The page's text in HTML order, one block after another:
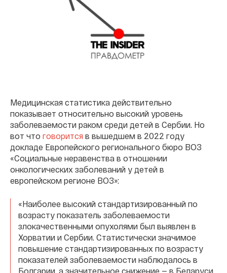
Медицинская статистика действительно
показывает относительно высокий уровень
заболеваемости раком среди детей в Сербии. Но
вот что говорится в вышедшем в 2022 году
докладе Европейского регионального бюро ВОЗ
«Социальные неравенства в отношении
онкологических заболеваний у детей в
европейском регионе ВОЗ»:
«Наиболее высокий стандартизированный по
возрасту показатель заболеваемости
злокачественными опухолями был выявлен в
Хорватии и Сербии. Статистически значимое
повышение стандартизированных по возрасту
показателей заболеваемости наблюдалось в
Болгарии, а значительное снижение — в Беларуси,